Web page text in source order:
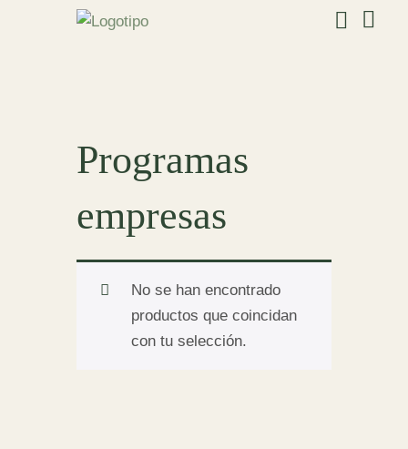
Programas
empresas
No se han encontrado
productos que coincidan
con tu selección.